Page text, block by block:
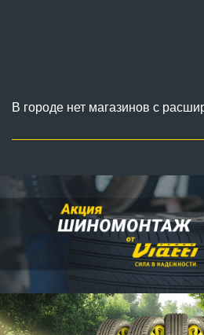
В городе нет магазинов с